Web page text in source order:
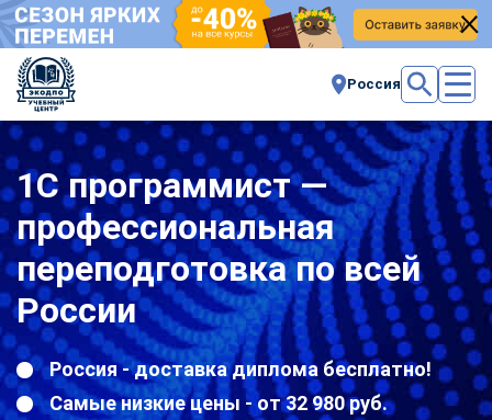
Россия
1С программист —
профессиональная
переподготовка по всей
России
Россия - доставка диплома бесплатно!
Самые низкие цены - от 32 980 руб.